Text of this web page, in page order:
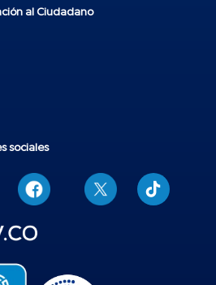
al Ciudadano
sociales
T
i
k